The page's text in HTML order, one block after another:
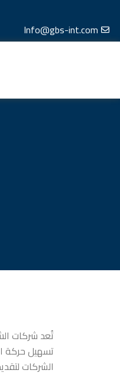
المحتوىInfo@gbs-int.com
تُعد شركات
تسهيل حركة
الشركات